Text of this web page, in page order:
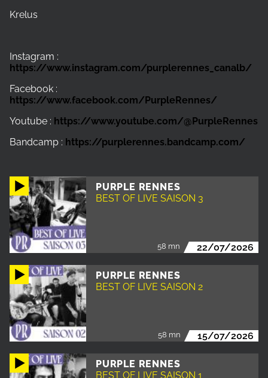
PURPLE RENNES
BEST OF LIVE SAISON 3
58 mn 22/07/2026
PURPLE RENNES
BEST OF LIVE SAISON 2
58 mn 15/07/2026
PURPLE RENNES
BEST OF LIVE SAISON 1
Krelus
Instagram :
https://www.instagram.com/purplerennes_canalb/
Facebook :
https://www.facebook.com/PurpleRennes/
Youtube : https://www.youtube.com/@PurpleRennes
Bandcamp : https://purplerennes.bandcamp.com/